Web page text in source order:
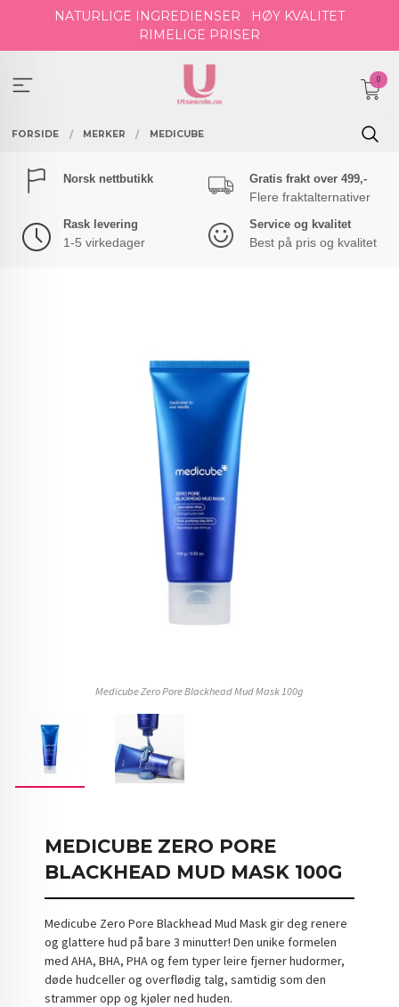
NATURLIGE INGREDIENSER
HØY KVALITET
RIMELIGE PRISER
0
FORSIDE MERKER MEDICUBE
Norsk nettbutikk Gratis frakt over 499,-
Flere fraktalternativer
Rask levering
1-5 virkedager
Service og kvalitet
Best på pris og kvalitet
Medicube Zero Pore Blackhead Mud Mask 100g
MEDICUBE ZERO PORE
BLACKHEAD MUD MASK 100G
Medicube Zero Pore Blackhead Mud Mask gir deg renere
og glattere hud på bare 3 minutter! Den unike formelen
med AHA, BHA, PHA og fem typer leire fjerner hudormer,
døde hudceller og overflødig talg, samtidig som den
strammer opp og kjøler ned huden.